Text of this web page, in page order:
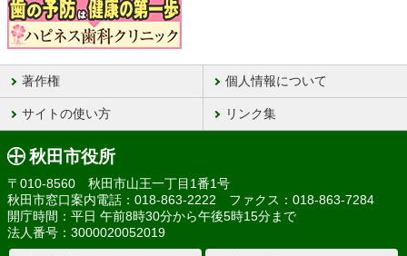
著作権 個人情報について
サイトの使い方 リンク集
秋田市役所
〒010-8560 秋田市山王一丁目1番1号
秋田市窓口案内電話：018-863-2222 ファクス：018-863-7284
開庁時間：平日 午前8時30分から午後5時15分まで
法人番号：3000020052019